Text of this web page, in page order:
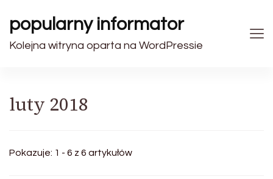
popularny informator
Kolejna witryna oparta na WordPressie
luty 2018
Pokazuje: 1 - 6 z 6 artykułów